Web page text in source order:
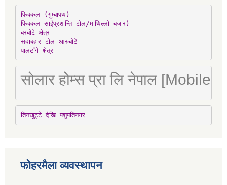
फिक्कल (गुम्बापथ)
फिक्कल साईप्रशान्ति टोल/माथिल्लो बजार)
बरबोटे क्षेत्र
सदाबहार टोल आरुबोटे
पालटाँगे क्षेत्र
सोलार होम्स प्रा लि नेपाल [Mobile
तिनखुट्टे देखि पशुपतिनगर
फोहरमैला व्यवस्थापन